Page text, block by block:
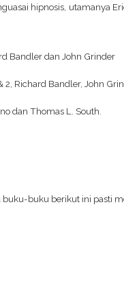
hipnosis, utamanya
Bandler dan John Grinder
2, Richard Bandler, John
dan Thomas L. South.
buku berikut ini pasti